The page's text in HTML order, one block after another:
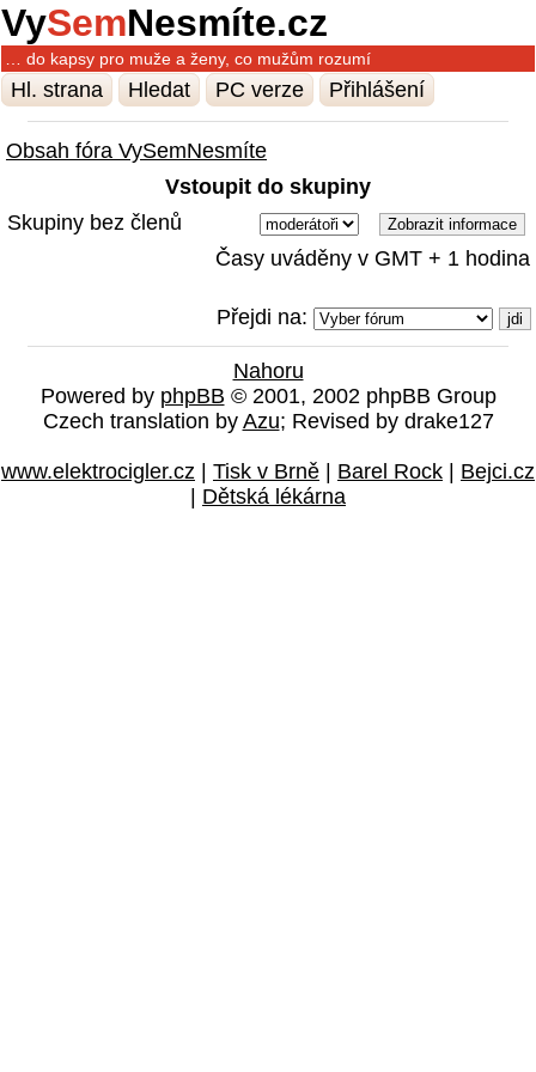
VySemNesmíte.cz
… do kapsy pro muže a ženy, co mužům rozumí
Hl. strana Hledat PC verze Přihlášení
Obsah fóra VySemNesmíte
Vstoupit do skupiny
Skupiny bez členů
Časy uváděny v GMT + 1 hodina
Přejdi na:
Nahoru
Powered by phpBB © 2001, 2002 phpBB Group
Czech translation by Azu; Revised by drake127
www.elektrocigler.cz Tisk v Brně Barel Rock
Bejci.cz
Dětská lékárna